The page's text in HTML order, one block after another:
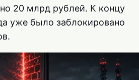
20 млрд рублей. К концу
уже было заблокировано